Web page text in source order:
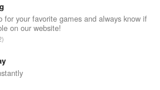
for your favorite games and always know if
on our website!